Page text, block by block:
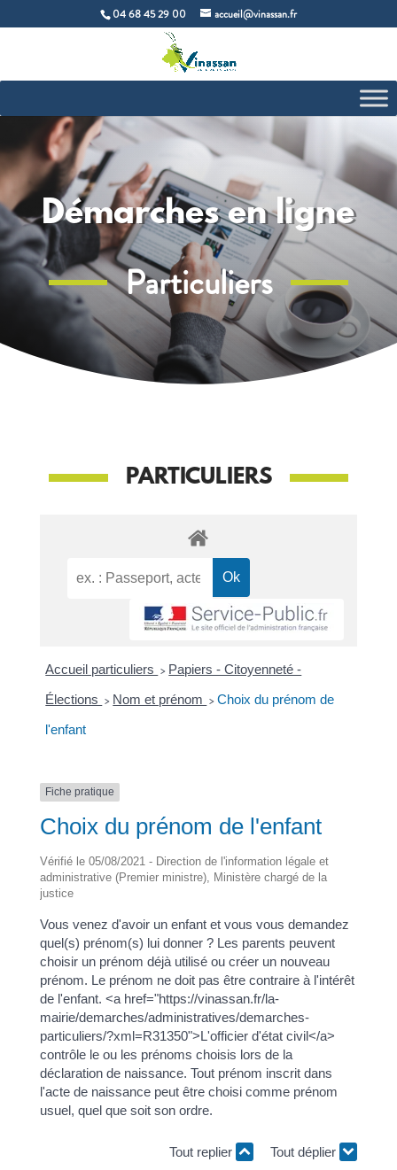
04 68 45 29 00 accueil@vinassan.fr
Démarches en ligne
Particuliers
PARTICULIERS
Accueil particuliers > Papiers - Citoyenneté -
Élections > Nom et prénom > Choix du prénom de
l'enfant
Fiche pratique
Choix du prénom de l'enfant
Vérifié le 05/08/2021 - Direction de l'information légale et
administrative (Premier ministre), Ministère chargé de la
justice
Vous venez d'avoir un enfant et vous vous demandez
quel(s) prénom(s) lui donner ? Les parents peuvent
choisir un prénom déjà utilisé ou créer un nouveau
prénom. Le prénom ne doit pas être contraire à l'intérêt
de l'enfant. <a href="https://vinassan.fr/la-
mairie/demarches/administratives/demarches-
particuliers/?xml=R31350">L'officier d'état civil</a>
contrôle le ou les prénoms choisis lors de la
déclaration de naissance. Tout prénom inscrit dans
l'acte de naissance peut être choisi comme prénom
usuel, quel que soit son ordre.
Tout replier Tout déplier